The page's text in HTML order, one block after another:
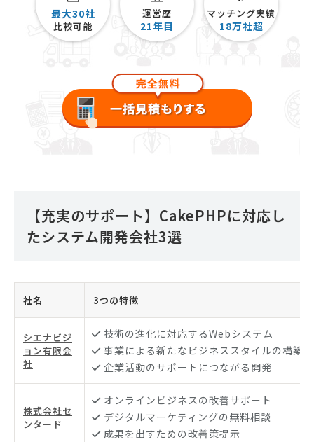
最大30社
比較可能
運営歴
21年目
マッチング実績
18万社超
【充実のサポート】CakePHPに対応し
たシステム開発会社3選
社名 3つの特徴
シエナビジ
ョン有限会
社
技術の進化に対応するWebシステム
事業による新たなビジネススタイルの構築
企業活動のサポートにつながる開発
株式会社セ
ンタード
オンラインビジネスの改善サポート
デジタルマーケティングの無料相談
成果を出すための改善策提示